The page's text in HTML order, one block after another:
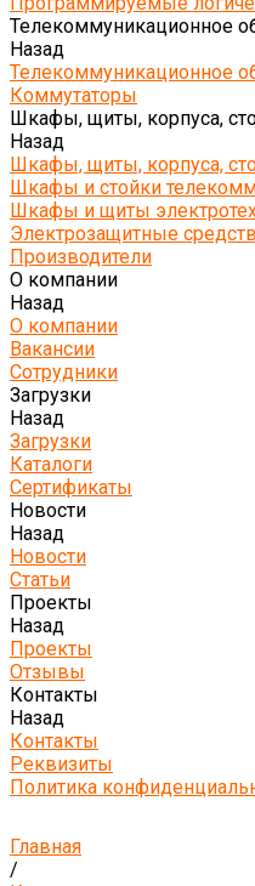
Телекоммуникационное
Назад
Телекоммуникационное
Коммутаторы
Шкафы, щиты, корпуса,
Назад
Шкафы, щиты, корпуса,
Шкафы и стойки
Шкафы и щиты
Электрозащитные
Производители
О компании
Назад
О компании
Вакансии
Сотрудники
Загрузки
Назад
Загрузки
Каталоги
Сертификаты
Новости
Назад
Новости
Статьи
Проекты
Назад
Проекты
Отзывы
Контакты
Назад
Контакты
Реквизиты
Политика
Главная
/